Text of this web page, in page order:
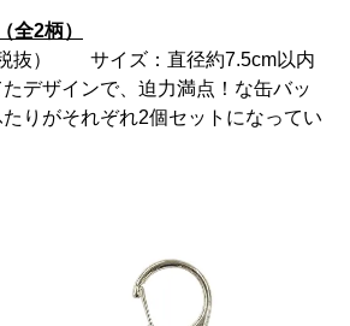
全2柄）
抜） サイズ：直径約7.5cm以内
デザインで、迫力満点！な缶バッ
りがそれぞれ2個セットになってい